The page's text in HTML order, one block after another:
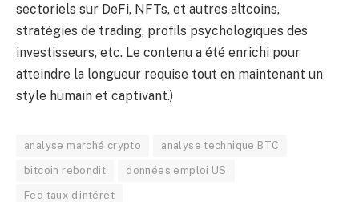
sectoriels sur DeFi, NFTs, et autres altcoins,
stratégies de trading, profils psychologiques des
investisseurs, etc. Le contenu a été enrichi pour
atteindre la longueur requise tout en maintenant un
style humain et captivant.)
analyse marché crypto analyse technique BTC
bitcoin rebondit données emploi US
Fed taux d'intérêt